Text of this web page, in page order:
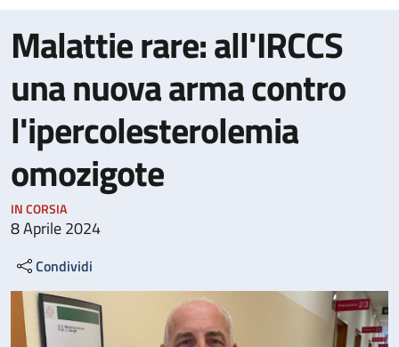
Malattie rare: all'IRCCS
una nuova arma contro
l'ipercolesterolemia
omozigote
IN CORSIA
8 Aprile 2024
Condividi